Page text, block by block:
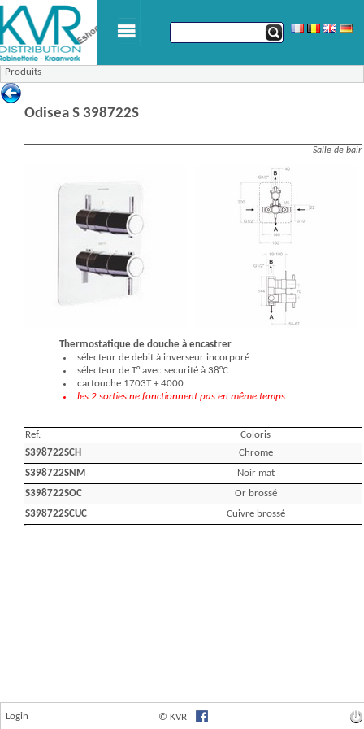
Produits
Login © KVR